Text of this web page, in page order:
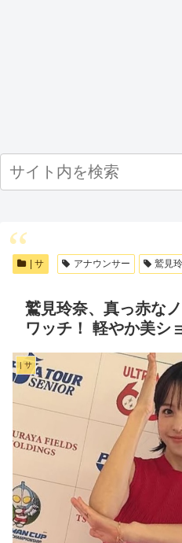
| サ アナウンサー 鷲見
鷲見玲奈、真っ赤な
ワッチ！ 軽やか美シ
| サ